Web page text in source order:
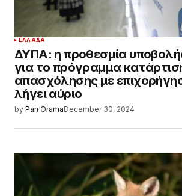
ΕΛΛΆΔΑ
ΔΥΠΑ: η προθεσμία
για το πρόγραμμα
απασχόλησης με
λήγει αύριο
by Pan OramaDecember 30, 2024